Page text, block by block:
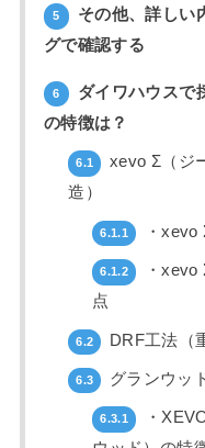
5
その他、詳しい
グで確認する
6
ダイワハウスで
の特徴は？
6.1
xevo Σ（ジ
造）
6.1.1 ・xevo
6.1.2
・xevo
点
6.2 DRF工法（
6.3 グランウッ
6.3.1
・